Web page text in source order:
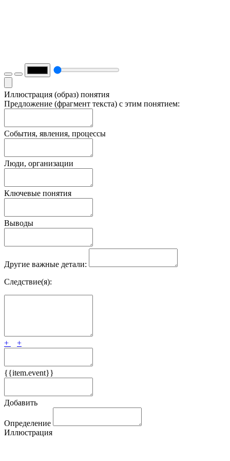
Иллюстрация (образ) понятия
Предложение (фрагмент текста) с этим понятием:
События, явления, процессы
Люди, организации
Ключевые понятия
Выводы
Другие важные детали:
Следствие(я):
+ +
{{item.event}}
Добавить
Определение
Иллюстрация